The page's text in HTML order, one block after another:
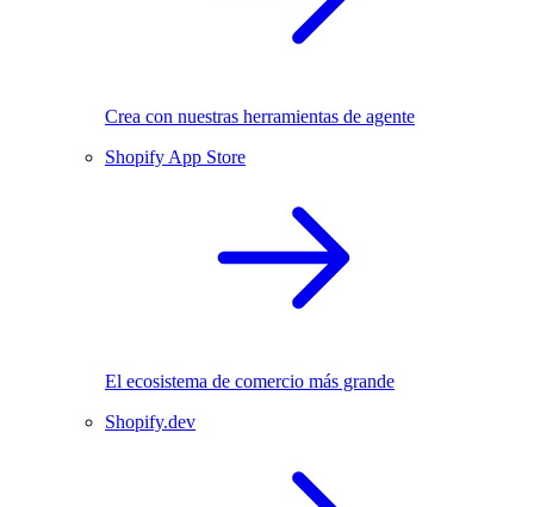
Crea con nuestras herramientas de agente
Shopify App Store
El ecosistema de comercio más grande
Shopify.dev